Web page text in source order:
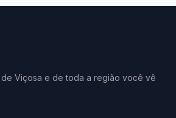
de Viçosa e de toda a região você vê